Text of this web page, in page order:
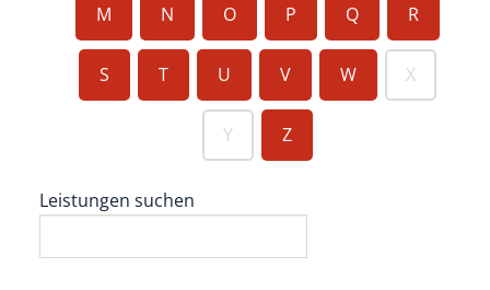
M N O P Q R
S T U V W X
Y Z
Leistungen suchen